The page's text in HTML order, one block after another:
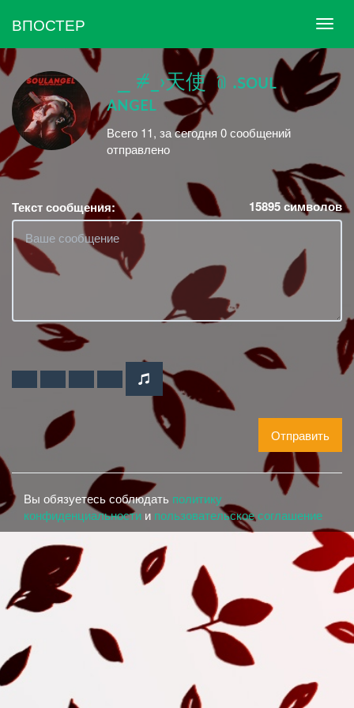
ВПОСТЕР
ㅤ ㅤ ⎯ ⧣_›天使 ﹫.sᴏᴜʟ
ᴀɴɢᴇʟ
Всего 11, за сегодня 0 сообщений
отправлено
Текст сообщения: 15895символов
Отправить
Вы обязуетесь соблюдать политику
конфиденциальности и пользовательское соглашение